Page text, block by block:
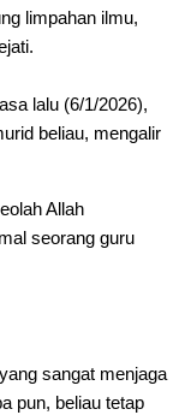
limpahan ilmu,
lalu (6/1/2026),
beliau, mengalir
Allah
seorang guru
sangat menjaga
pun, beliau tetap